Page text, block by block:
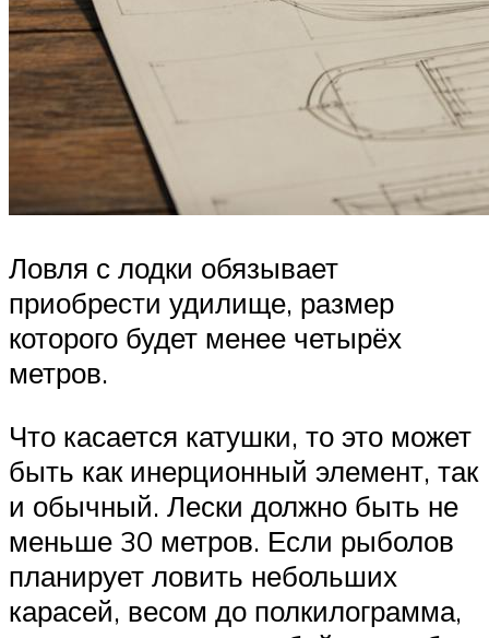
Ловля с лодки обязывает
приобрести удилище, размер
которого будет менее четырёх
метров.
Что касается катушки, то это может
быть как инерционный элемент, так
и обычный. Лески должно быть не
меньше 30 метров. Если рыболов
планирует ловить небольших
карасей, весом до полкилограмма,